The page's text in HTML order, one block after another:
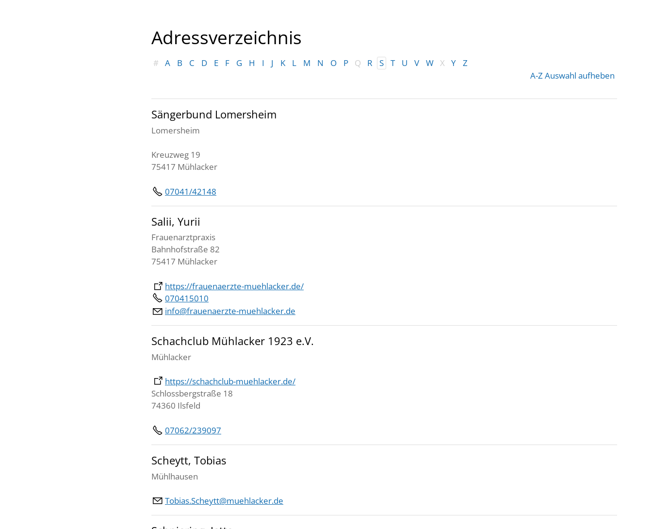
Adressverzeichnis
# A B C D E F G H I J K L M N O P Q R S T U V W X Y
Z
A-Z Auswahl aufheben
Sängerbund Lomersheim
Lomersheim
Kreuzweg 19
75417 Mühlacker
07041/42148
Salii, Yurii
Frauenarztpraxis
Bahnhofstraße 82
75417 Mühlacker
https://frauenaerzte-muehlacker.de/
070415010
info@frauenaerzte-muehlacker.de
Schachclub Mühlacker 1923 e.V.
Mühlacker
https://schachclub-muehlacker.de/
Schlossbergstraße 18
74360 Ilsfeld
07062/239097
Scheytt, Tobias
Mühlhausen
Tobias.Scheytt@muehlacker.de